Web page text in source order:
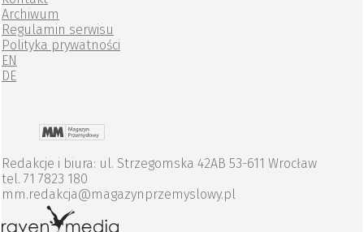
Archiwum
Regulamin serwisu
Polityka prywatności
EN
DE
Redakcje i biura: ul. Strzegomska 42AB 53-611 Wrocław
tel. 71 7823 180
mm.redakcja@magazynprzemyslowy.pl